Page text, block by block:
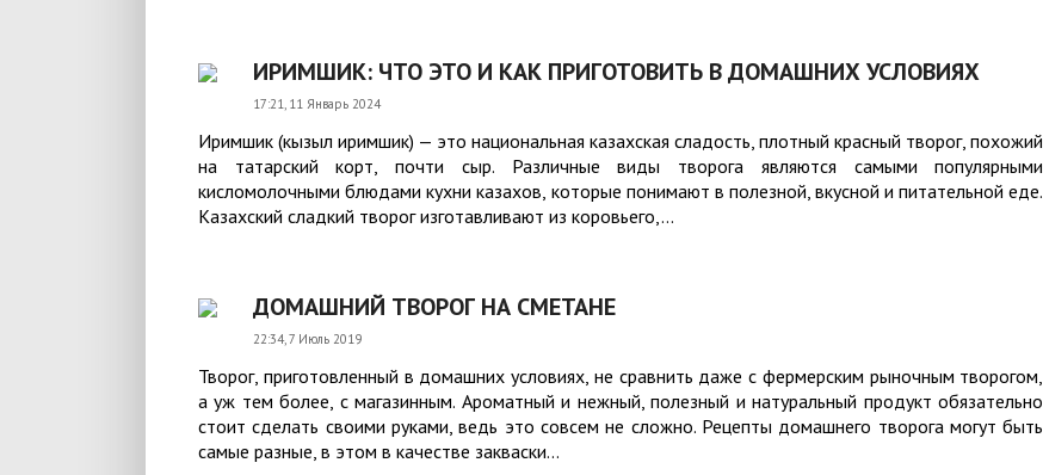
ИРИМШИК: ЧТО ЭТО И КАК ПРИГОТОВИТЬ В ДОМАШНИХ УСЛОВИЯХ
17:21, 11 Январь 2024
Иримшик (кызыл иримшик) — это национальная казахская сладость, плотный красный творог, похожий
на татарский корт, почти сыр. Различные виды творога являются самыми популярными
кисломолочными блюдами кухни казахов, которые понимают в полезной, вкусной и питательной еде.
Казахский сладкий творог изготавливают из коровьего,...
ДОМАШНИЙ ТВОРОГ НА СМЕТАНЕ
22:34, 7 Июль 2019
Творог, приготовленный в домашних условиях, не сравнить даже с фермерским рыночным творогом,
а уж тем более, с магазинным. Ароматный и нежный, полезный и натуральный продукт обязательно
стоит сделать своими руками, ведь это совсем не сложно. Рецепты домашнего творога могут быть
самые разные, в этом в качестве закваски...